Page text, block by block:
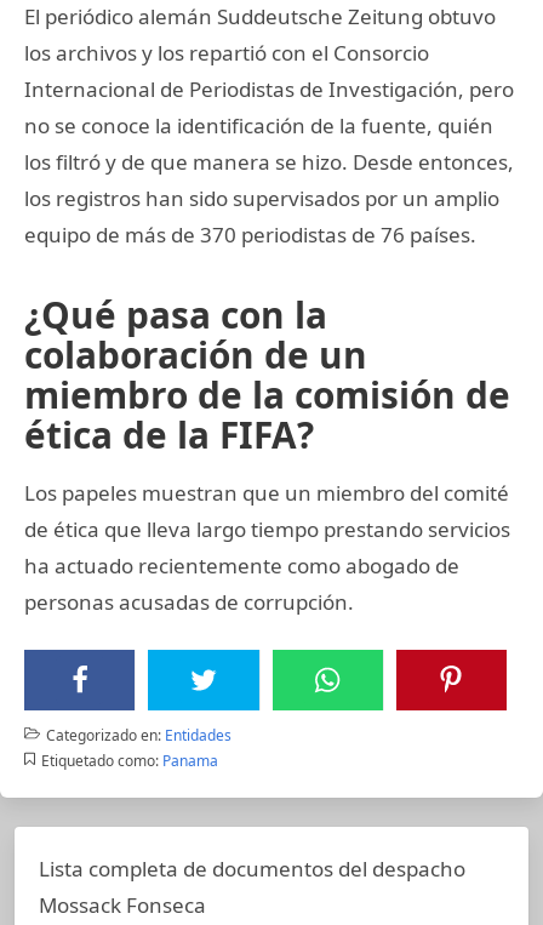
El periódico alemán Suddeutsche Zeitung obtuvo
los archivos y los repartió con el Consorcio
Internacional de Periodistas de Investigación, pero
no se conoce la identificación de la fuente, quién
los filtró y de que manera se hizo. Desde entonces,
los registros han sido supervisados por un amplio
equipo de más de 370 periodistas de 76 países.
¿Qué pasa con la
colaboración de un
miembro de la comisión de
ética de la FIFA?
Los papeles muestran que un miembro del comité
de ética que lleva largo tiempo prestando servicios
ha actuado recientemente como abogado de
personas acusadas de corrupción.
Categorizado en: Entidades
Etiquetado como: Panama
Lista completa de documentos del despacho
Mossack Fonseca